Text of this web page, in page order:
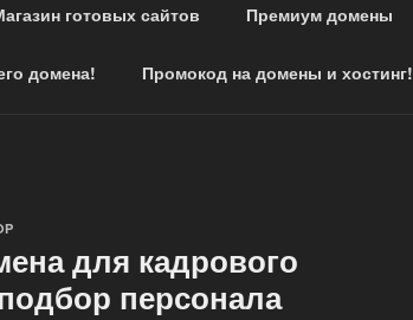
готовых сайтов Премиум домены
домена! Промокод на домены и хостинг!
для кадрового
персонала